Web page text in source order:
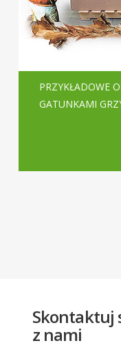
PRZYKŁADOWE
GATUNKAMI
Skontaktuj
z nami